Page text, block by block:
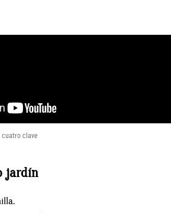
clave
jardín